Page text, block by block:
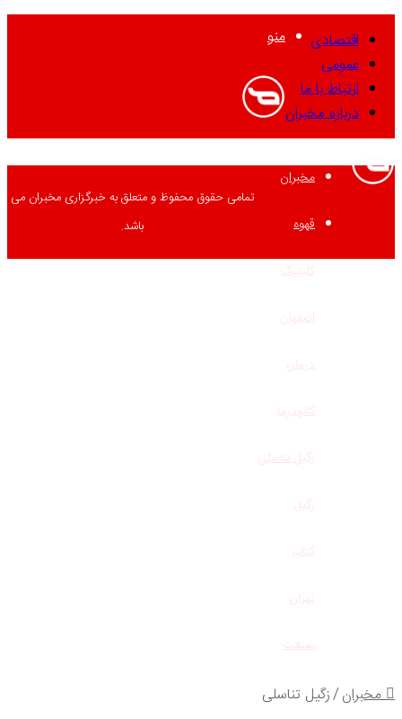
اقتصادی
عمومی
ارتباط با ما
درباره مخبران
منو
مخبران
قهوه
کلینیک
اصفهان
درمان
گانودرما
زگیل تناسلی
زگیل
کتاب
تهران
صنعت
مخبران/زگیل تناسلی
تمامی حقوق محفوظ و متعلق به خبرگزاری مخبران می
باشد.